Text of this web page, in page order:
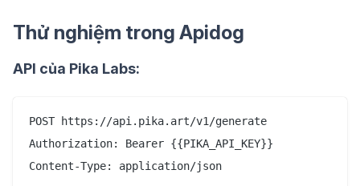
Thử nghiệm trong Apidog
API của Pika Labs:
POST https://api.pika.art/v1/generate
Authorization: Bearer {{PIKA_API_KEY}}
Content-Type: application/json